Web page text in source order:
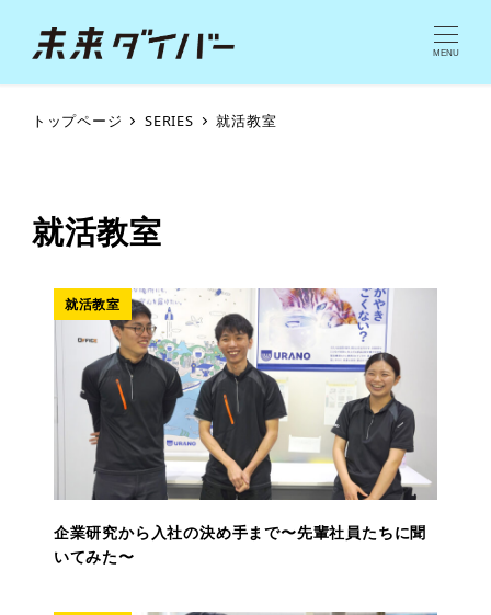
MENU
トップページ SERIES 就活教室
就活教室
就活教室
企業研究から入社の決め手まで〜先輩社員たちに聞
いてみた〜